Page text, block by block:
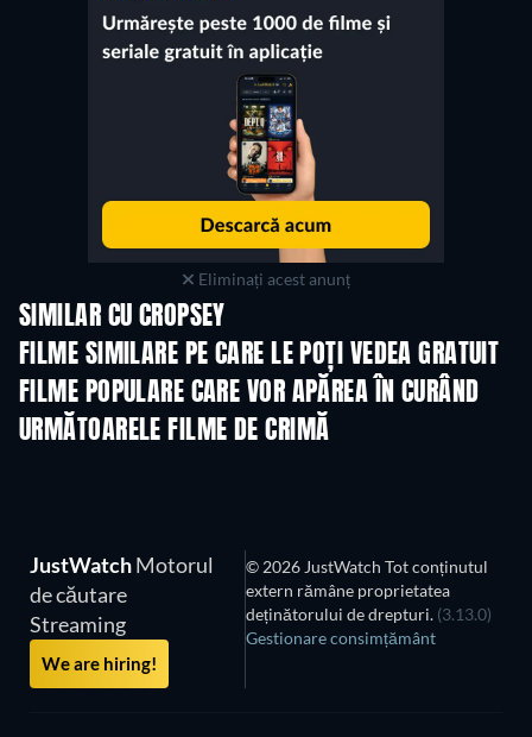
Eliminați acest anunț
SIMILAR CU CROPSEY
FILME SIMILARE PE CARE LE POȚI VEDEA GRATUIT
FILME POPULARE CARE VOR APĂREA ÎN CURÂND
URMĂTOARELE FILME DE CRIMĂ
JustWatchMotorul
de căutare
Streaming
We are hiring!
© 2026 JustWatch Tot conținutul
extern rămâne proprietatea
deținătorului de drepturi. (3.13.0)
Gestionare consimțământ